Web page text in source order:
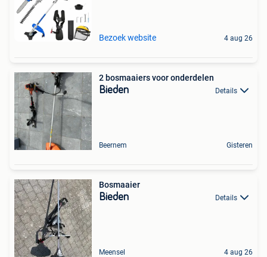
Bezoek website 4 aug 26
2 bosmaaiers voor onderdelen
Bieden Details
Beernem Gisteren
Bosmaaier
Bieden Details
Meensel 4 aug 26